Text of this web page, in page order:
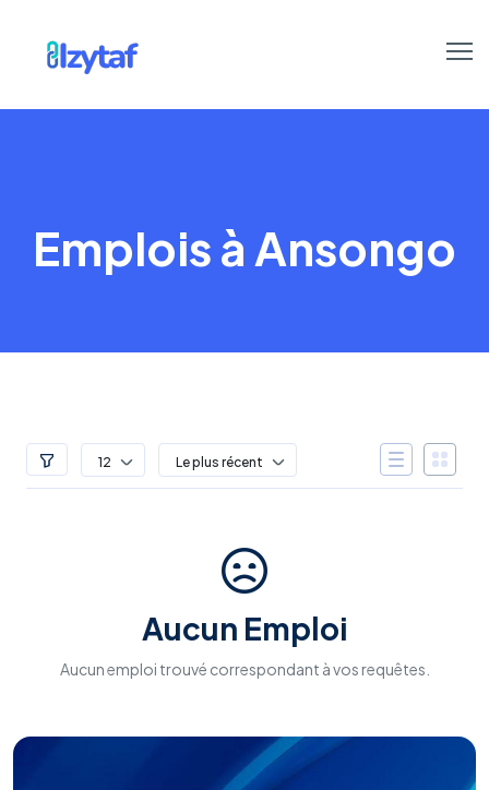
Emplois à Ansongo
12 Le plus récent
Aucun Emploi
Aucun emploi trouvé correspondant à vos requêtes.